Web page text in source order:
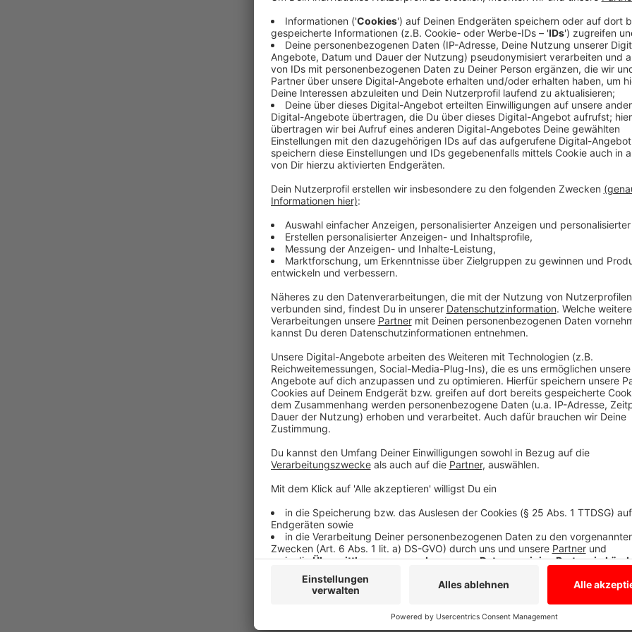
"'Anyone For You' ist ein Patchwork aus Text-Ideen,
habe, und Zufallsmomenten, die mit anderen
George, was es mit seiner neuen Single auf sich
kann nicht anders, als jedes Mal zu lächeln, wenn
überraschen, wenn dieser Song in vielen Ländern
Im Interview mit uns hat George Ezra noch einiges
seine neue Single könnt ihr euch hier anhören.
Nina Tenhaef, Kevin Zimmer
Das Interview mit George Ezra
Anzeige
Wir benötigen Ihre
den YouTube
laden!
Wir verwenden einen
Drittanbieters, um
einzubetten. Dieser
Ihren Aktivitäten
die Details durch und
Nutzung des Service zu,
anzusehen.
Mehr
Die neue Single "Anyone For You" von George Ezra